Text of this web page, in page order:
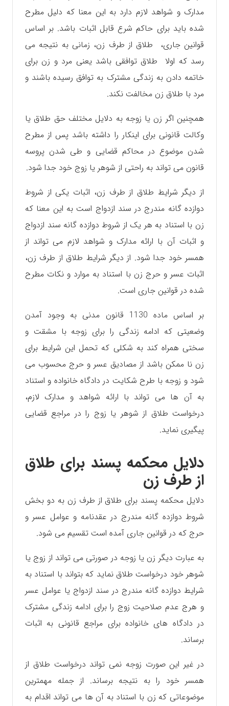
مدارک و شواهد لازم دارد به این معنا که دلیل مطرح
شده باید برای حاکم شرع قابل اثبات باشد. بر اساس
قوانین جاری، طلاق از طرف زن، زمانی به نتیجه می
رسد که اولا طلاق توافقی باشد یعنی مرد و زن برای
خاتمه دادن به زندگی مشترک به توافق رسیده باشند و
مرد با طلاق زن مخالفت نکند.
همچنین اگر زن یا زوجه به دلایل مختلف حق طلاق یا
وکالت قانونی برای اینکار را داشته باشد پس از مطرح
شدن موضوع در محاکم قضایی و طی شدن پروسه
قانون می تواند به راحتی از شوهر یا زوج خود جدا شود.
از دیگر شرایط طلاق از طرف زن، اثبات یکی از شروط
دوازده گانه مندرج در سند ازدواج است به این معنا که
زن با استناد به هر یک از شروط دوازده گانه سند ازدواج
و اثبات آن با ارائه مدارک و شواهد لازم می تواند از
همسر خود جدا شود. از دیگر شرایط طلاق از طرف زن،
اثبات عسر و حرج زن با استناد به موارد و نکات مطرح
شده در قوانین جاری است.
بر اساس ماده 1130 قانون مدنی به وجود آمدن
وضعیتی که ادامه زندگی را برای زوجه با مشقت و
سختی همراه کند به شکلی که تحمل این شرایط برای
زن نا ممکن باشد از مصادیق عسر و حرج محسوب می
شود و زوجه با طرح شکایت در دادگاه خانواده و استناد
به آن ها می تواند با ارائه شواهد و مدارک لازم،
درخواست طلاق از شوهر یا زوج را در مراجع قضایی
پیگیری نماید.
دلایل محکمه پسند برای طلاق
از طرف زن
دلایل محکمه پسند برای طلاق از طرف زن به دو بخش
شروط دوازده گانه مندرج در عقدنامه و عوامل عسر و
حرج که در قوانین جاری آمده است تقسیم می شود.
به عبارت دیگر زن یا زوجه در صورتی می تواند از زوج یا
شوهر خود درخواست طلاق نماید که بتواند با استناد به
شرایط دوازده گانه مندرج در سند ازدواج یا عوامل عسر
و هرج عدم صلاحیت زوج را برای ادامه زندگی مشترک
در دادگاه های خانواده برای مراجع قانونی به اثبات
برساند.
در غیر این صورت زوجه نمی تواند درخواست طلاق از
همسر خود را به نتیجه برساند. از جمله مهمترین
موضوعاتی که زن با استناد به آن ها می تواند اقدام به